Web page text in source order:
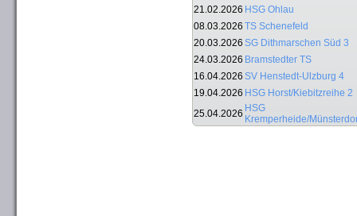
21.02.2026 HSG Ohlau
08.03.2026 TS Schenefeld
20.03.2026 SG Dithmarschen Süd 3
24.03.2026 Bramstedter TS
16.04.2026 SV Henstedt-Ulzburg 4
19.04.2026 HSG Horst/Kiebitzreihe 2
25.04.2026 HSG
Kremperheide/